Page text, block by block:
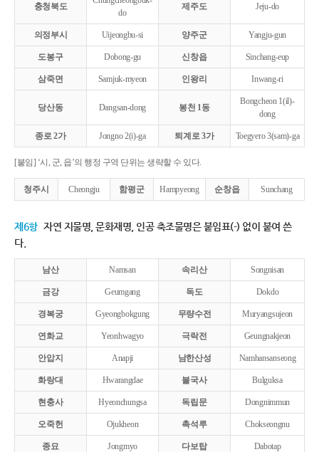
충청북도
do
제주도 Jeju-do
의정부시 Uijeongbu-si 양주군 Yangju-gun
도봉구 Dobong-gu 신창읍 Sinchang-eup
삼죽면 Samjuk-myeon 인왕리 Inwang-ri
당산동 Dangsan-dong 봉천 1동
Bongcheon 1(il)-
dong
종로 2가 Jongno 2(i)-ga 퇴계로 3가 Toegyero 3(sam)-ga
[붙임] ‘시, 군, 읍’의 행정 구역 단위는 생략할 수 있다.
청주시 Cheongju 함평군 Hampyeong 순창읍 Sunchang
제6항 자연 지물명, 문화재명, 인공 축조물명은 붙임표(-) 없이 붙여 쓴
다.
남산 Namsan 속리산 Songnisan
금강 Geumgang 독도 Dokdo
경복궁 Gyeongbokgung 무량수전 Muryangsujeon
연화교 Yeonhwagyo 극락전 Geungnakjeon
안압지 Anapji 남한산성 Namhansanseong
화랑대 Hwarangdae 불국사 Bulguksa
현충사 Hyeonchungsa 독립문 Dongnimmun
오죽헌 Ojukheon 촉석루 Chokseongnu
종묘 Jongmyo 다보탑 Dabotap